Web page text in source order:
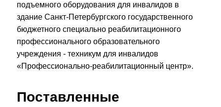
подъемного оборудования для инвалидов в
здание Санкт-Петербургского государственного
бюджетного специально реабилитационного
профессионального образовательного
учреждения - техникум для инвалидов
«Профессионально-реабилитационный центр».
Поставленные